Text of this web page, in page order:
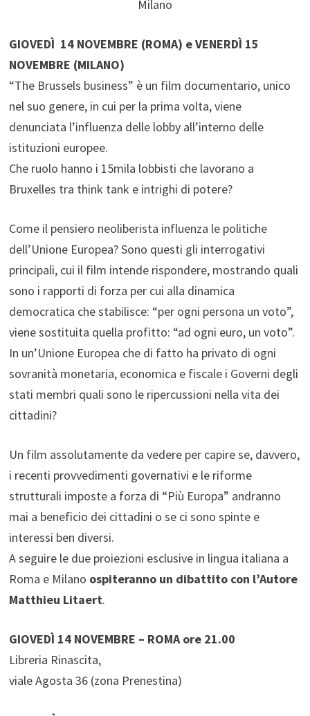
Milano
GIOVEDÌ 14 NOVEMBRE (ROMA) e VENERDÌ 15
NOVEMBRE (MILANO)
“The Brussels business” è un film documentario, unico
nel suo genere, in cui per la prima volta, viene
denunciata l’influenza delle lobby all’interno delle
istituzioni europee.
Che ruolo hanno i 15mila lobbisti che lavorano a
Bruxelles tra think tank e intrighi di potere?
Come il pensiero neoliberista influenza le politiche
dell’Unione Europea? Sono questi gli interrogativi
principali, cui il film intende rispondere, mostrando quali
sono i rapporti di forza per cui alla dinamica
democratica che stabilisce: “per ogni persona un voto”,
viene sostituita quella profitto: “ad ogni euro, un voto”.
In un’Unione Europea che di fatto ha privato di ogni
sovranità monetaria, economica e fiscale i Governi degli
stati membri quali sono le ripercussioni nella vita dei
cittadini?
Un film assolutamente da vedere per capire se, davvero,
i recenti provvedimenti governativi e le riforme
strutturali imposte a forza di “Più Europa” andranno
mai a beneficio dei cittadini o se ci sono spinte e
interessi ben diversi.
A seguire le due proiezioni esclusive in lingua italiana a
Roma e Milano ospiteranno un dibattito con l’Autore
Matthieu Litaert.
GIOVEDÌ 14 NOVEMBRE – ROMA ore 21.00
Libreria Rinascita,
viale Agosta 36 (zona Prenestina)